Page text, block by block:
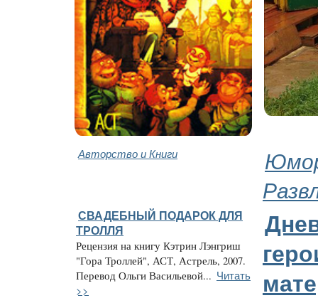
Авторство и Книги
СВАДЕБНЫЙ ПОДАРОК ДЛЯ
ТРОЛЛЯ
Рецензия на книгу Кэтрин Лэнгриш
"Гора Троллей", АСТ, Астрель, 2007.
Перевод Ольги Васильевой... Читать
>>